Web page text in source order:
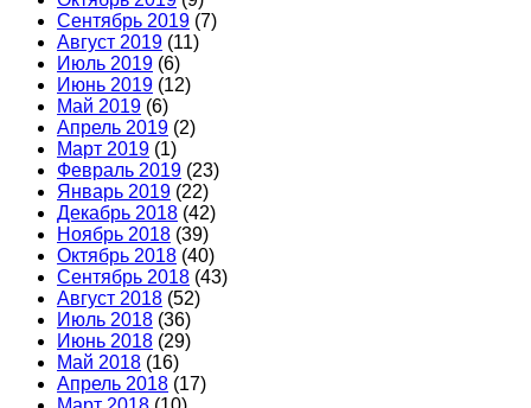
Сентябрь 2019 (7)
Август 2019 (11)
Июль 2019 (6)
Июнь 2019 (12)
Май 2019 (6)
Апрель 2019 (2)
Март 2019 (1)
Февраль 2019 (23)
Январь 2019 (22)
Декабрь 2018 (42)
Ноябрь 2018 (39)
Октябрь 2018 (40)
Сентябрь 2018 (43)
Август 2018 (52)
Июль 2018 (36)
Июнь 2018 (29)
Май 2018 (16)
Апрель 2018 (17)